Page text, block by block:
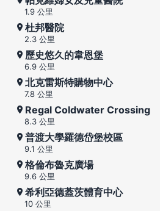
1.9 公里
杜邦醫院
2.3 公里
歷史悠久的韋恩堡
6.9 公里
北克雷斯特購物中心
7.8 公里
Regal Coldwater Crossing
8.3 公里
普渡大學羅德岱堡校區
9.1 公里
格倫布魯克廣場
9.6 公里
希利亞德蓋茨體育中心
10 公里